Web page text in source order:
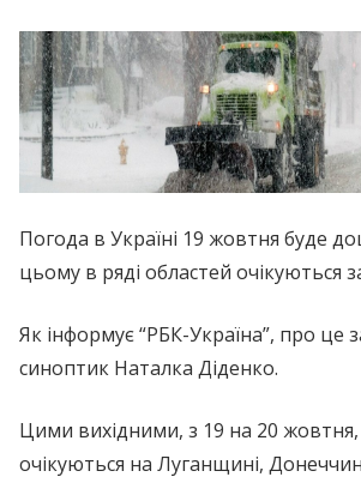
Погода в Україні 19 жовтня буде
цьому в ряді областей очікуються
Як інформує “РБК-Україна”, про це
синоптик Наталка Діденко.
Цими вихідними, з 19 на 20
очікуються на Луганщині,